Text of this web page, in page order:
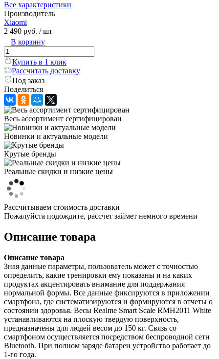
Все характеристики
Производитель
Xiaomi
2 490 руб. / шт
В корзину
Купить в 1 клик
Рассчитать доставку
Под заказ
Поделиться
Весь ассортимент сертифицирован
Новинки и актуальные модели
Крутые бренды
Реальные скидки и низкие цены
Рассчитываем стоимость доставки
Пожалуйста подождите, рассчет займет немного времени
Описание товара
Описание товара
Зная данные параметры, пользователь может с точностью
определить, какие тренировки ему показаны и на каких
продуктах акцентировать внимание для поддержания
нормальной формы. Все данные фиксируются в приложении
смартфона, где систематизируются и формируются в отчеты о
состоянии здоровья. Весы Realme Smart Scale RMH2011 White
устанавливаются на плоскую твердую поверхность,
предназначены для людей весом до 150 кг. Связь со
смартфоном осуществляется посредством беспроводной сети
Bluetooth. При полном заряде батареи устройство работает до
1-го года.